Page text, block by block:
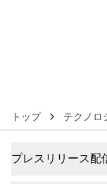
トップ テクノロ
プレスリリース配